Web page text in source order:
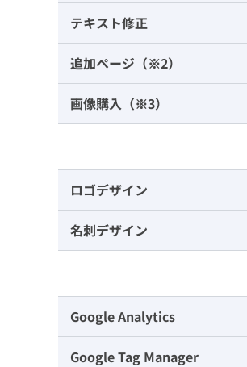
テキスト修正
追加ページ（※2）
画像購入（※3）
ロゴデザイン
名刺デザイン
Google Analytics
Google Tag Manager